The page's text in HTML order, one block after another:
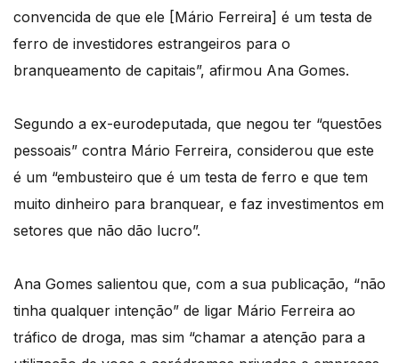
convencida de que ele [Mário Ferreira] é um testa de
ferro de investidores estrangeiros para o
branqueamento de capitais”, afirmou Ana Gomes.
Segundo a ex-eurodeputada, que negou ter “questões
pessoais” contra Mário Ferreira, considerou que este
é um “embusteiro que é um testa de ferro e que tem
muito dinheiro para branquear, e faz investimentos em
setores que não dão lucro”.
Ana Gomes salientou que, com a sua publicação, “não
tinha qualquer intenção” de ligar Mário Ferreira ao
tráfico de droga, mas sim “chamar a atenção para a